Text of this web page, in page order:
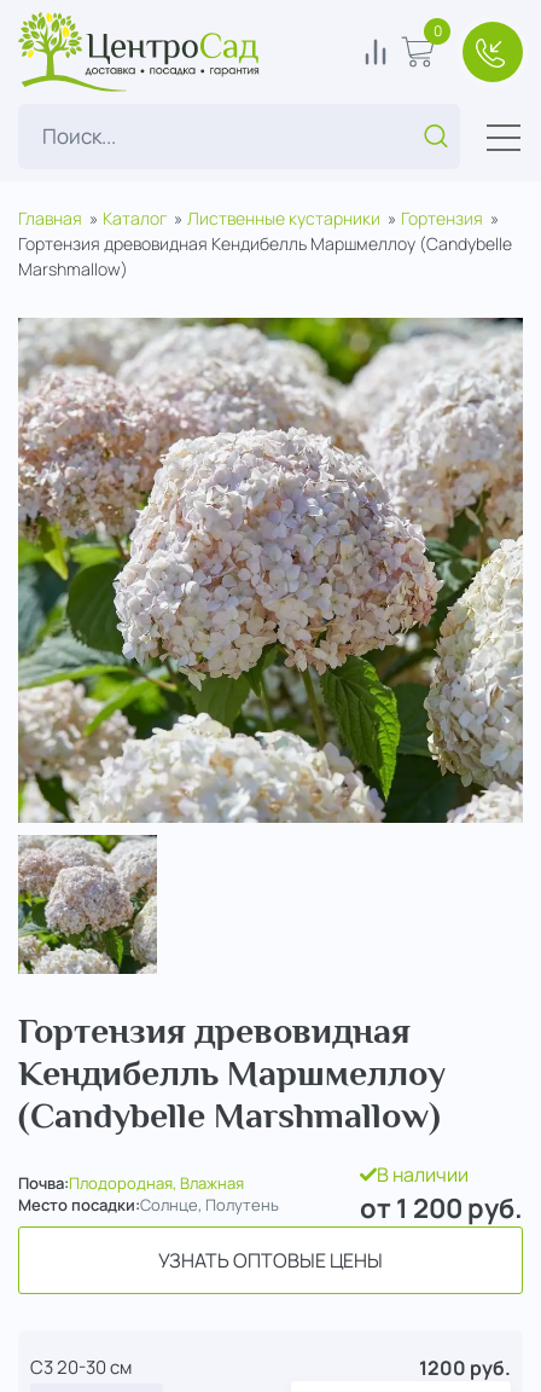
ЦентроСад
Поиск...
0 В корзину
0
Главная Каталог Лиственные кустарники
Гортензия
Гортензия древовидная Кендибелль Маршмеллоу (Candybelle
Marshmallow)
Гортензия древовидная
Кендибелль Маршмеллоу
(Candybelle Marshmallow)
Почва:Плодородная, Влажная
Место посадки:Солнце, Полутень
В наличии
от 1 200 руб.
УЗНАТЬ ОПТОВЫЕ ЦЕНЫ
С3 20-30 см 1200 руб.